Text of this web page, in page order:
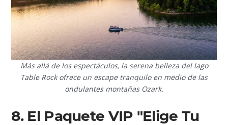
Más allá de los espectáculos, la serena belleza del lago
Table Rock ofrece un escape tranquilo en medio de las
ondulantes montañas Ozark.
8. El Paquete VIP "Elige Tu